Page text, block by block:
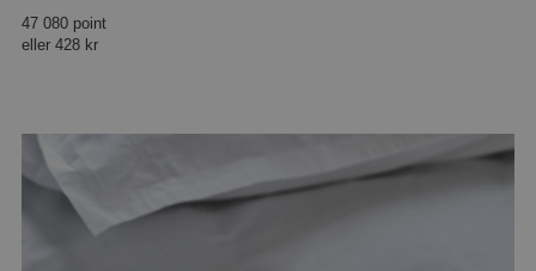
47 080 point
eller 428 kr